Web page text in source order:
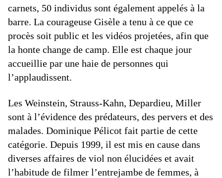
carnets, 50 individus sont également appelés à la
barre. La courageuse Gisèle a tenu à ce que ce
procès soit public et les vidéos projetées, afin que
la honte change de camp. Elle est chaque jour
accueillie par une haie de personnes qui
l’applaudissent.
Les Weinstein, Strauss-Kahn, Depardieu, Miller
sont à l’évidence des prédateurs, des pervers et des
malades. Dominique Pélicot fait partie de cette
catégorie. Depuis 1999, il est mis en cause dans
diverses affaires de viol non élucidées et avait
l’habitude de filmer l’entrejambe de femmes, à